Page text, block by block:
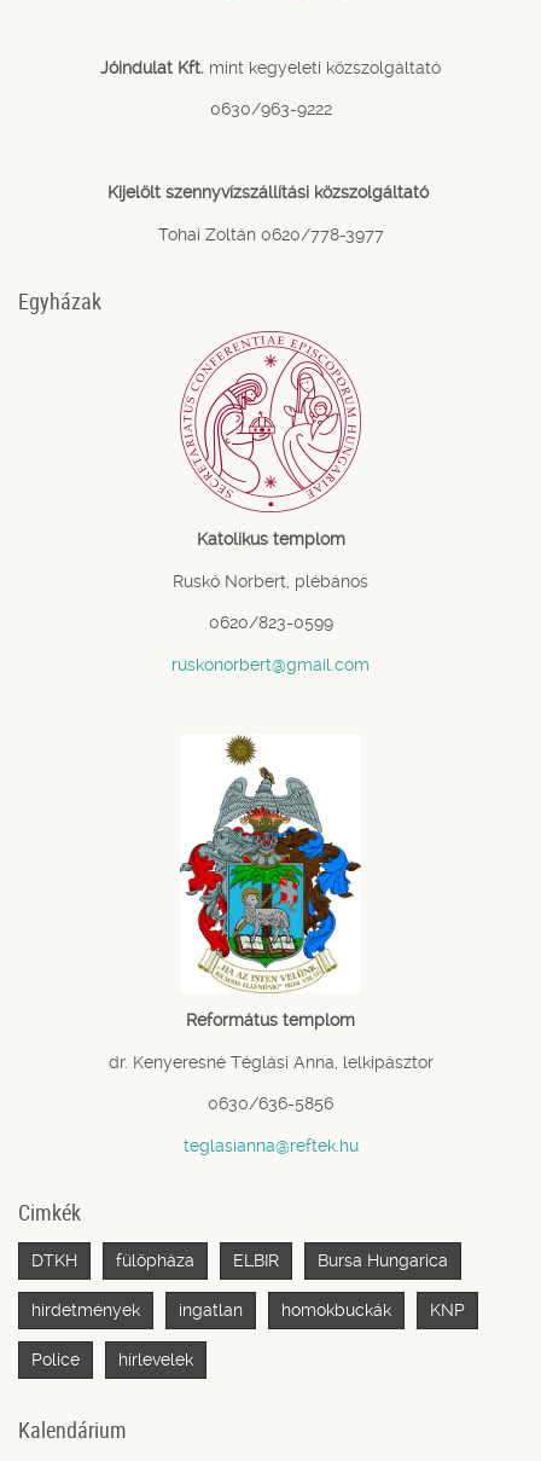
Jóindulat Kft. mint kegyeleti közszolgáltató
0630/963-9222
Kijelölt szennyvízszállítási közszolgáltató
Tohai Zoltán 0620/778-3977
Egyházak
Katolikus templom
Ruskó Norbert, plébános
0620/823-0599
ruskonorbert@gmail.com
Református templom
dr. Kenyeresné Téglási Anna, lelkipásztor
0630/636-5856
teglasianna@reftek.hu
Cimkék
DTKH fülöpháza ELBIR Bursa Hungarica
hirdetmények ingatlan homokbuckák KNP
Police hírlevelek
Kalendárium